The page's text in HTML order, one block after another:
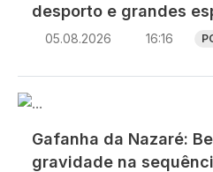
desporto e grandes
05.08.2026 16:16
Imagem
Gafanha da Nazaré:
gravidade na